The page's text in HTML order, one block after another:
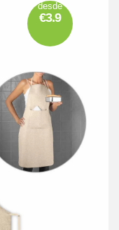
desde
€3.9